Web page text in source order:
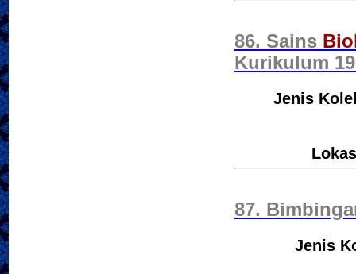
86. Sains
Kurikulum
Jenis
87.
Jenis